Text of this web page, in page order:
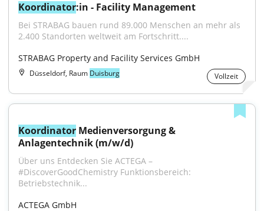
Koordinator:in - Facility Management
Bei STRABAG bauen rund 89.000 Menschen an mehr als
2.400 Standorten weltweit am Fortschritt....
STRABAG Property and Facility Services GmbH
Düsseldorf, Raum Duisburg Vollzeit
Koordinator Medienversorgung &
Anlagentechnik (m/w/d)
Über uns Entdecken Sie ACTEGA –
#DiscoverGoodChemistry Funktionsbereich:
Betriebstechnik...
ACTEGA GmbH